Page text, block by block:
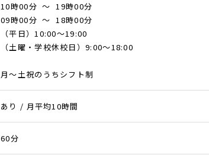
10時00分 ～ 19時00分
09時00分 ～ 18時00分
（平日）10:00～19:00
（土曜・学校休校日）9:00～18:00
月～土祝のうちシフト制
あり / 月平均10時間
60分